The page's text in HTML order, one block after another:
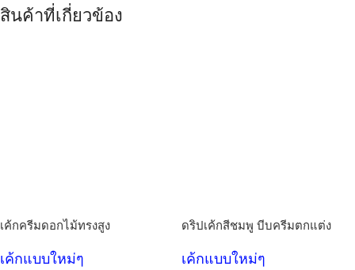
สินค้าที่เกี่ยวข้อง
เค้กครีมดอกไม้ทรงสูง
เค้กแบบใหม่ๆ
ดริปเค้กสีชมพู บีบครีมตกแต่ง
เค้กแบบใหม่ๆ